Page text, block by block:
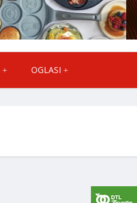
OGLASI